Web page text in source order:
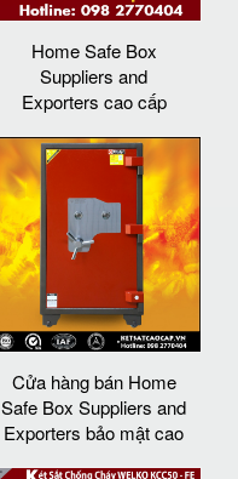
Home Safe Box
Suppliers and
Exporters cao cấp
Cửa hàng bán Home
Safe Box Suppliers and
Exporters bảo mật cao